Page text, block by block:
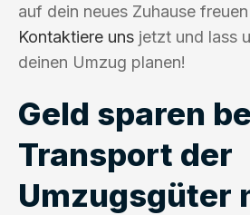
auf dein neues Zuhause
Kontaktiere uns jetzt und lass
deinen Umzug planen!
Geld sparen
Transport der
Umzugsgüter